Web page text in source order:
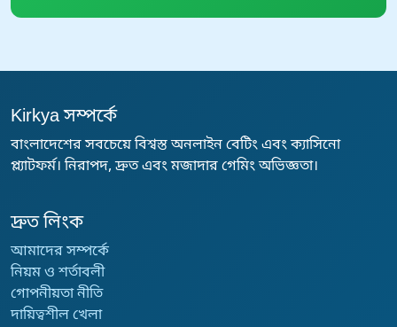
Kirkya সম্পর্কে
বাংলাদেশের সবচেয়ে বিশ্বস্ত অনলাইন বেটিং এবং ক্যাসিনো
প্ল্যাটফর্ম। নিরাপদ, দ্রুত এবং মজাদার গেমিং অভিজ্ঞতা।
দ্রুত লিংক
আমাদের সম্পর্কে
নিয়ম ও শর্তাবলী
গোপনীয়তা নীতি
দায়িত্বশীল খেলা